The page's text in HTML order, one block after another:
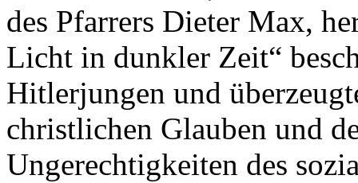
des Pfarrers Dieter Max,
Licht in dunkler Zeit“
Hitlerjungen und
christlichen Glauben und
Ungerechtigkeiten des